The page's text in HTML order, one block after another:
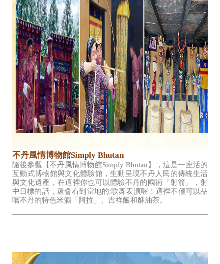
不丹風情博物館Simply Bhutan
隨後參觀【不丹風情博物館Simply Bhutan】，這是一座活的
互動式博物館與文化體驗館，生動呈現不丹人民的傳統生活
與文化遺產，在這裡你也可以體驗不丹的國術「射箭」，射
中目標的話，還會看到當地的:歌舞表演喔！這裡不僅可以品
嚐不丹的特色米酒「阿拉」、吉祥飯和酥油茶。